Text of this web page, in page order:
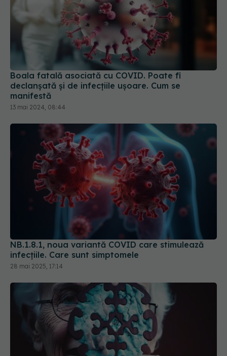
Boala fatală asociată cu COVID. Poate fi
declanșată și de infecțiile ușoare. Cum se
manifestă
13 mai 2024, 08:44
NB.1.8.1, noua variantă COVID care stimulează
infecțiile. Care sunt simptomele
28 mai 2025, 17:14